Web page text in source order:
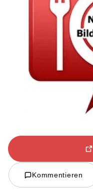
Kommentieren